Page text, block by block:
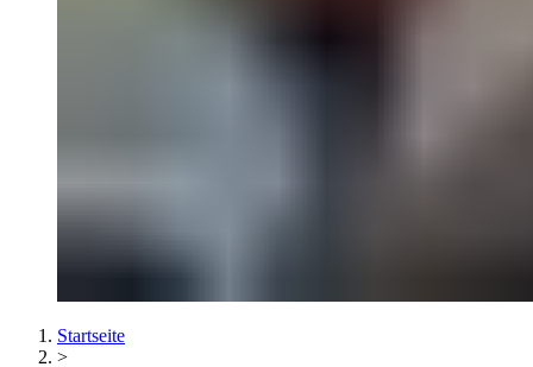
Startseite
>